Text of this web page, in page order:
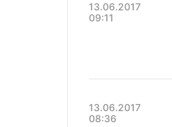
13.06.2017
09:11
13.06.2017
08:36